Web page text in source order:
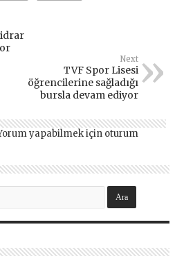
Next
TVF Spor Lisesi
öğrencilerine sağladığı
bursla devam ediyor
yapabilmek için oturum